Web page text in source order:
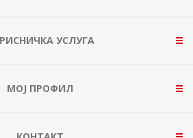
УСЛУГА
МОЈ ПРОФИЛ